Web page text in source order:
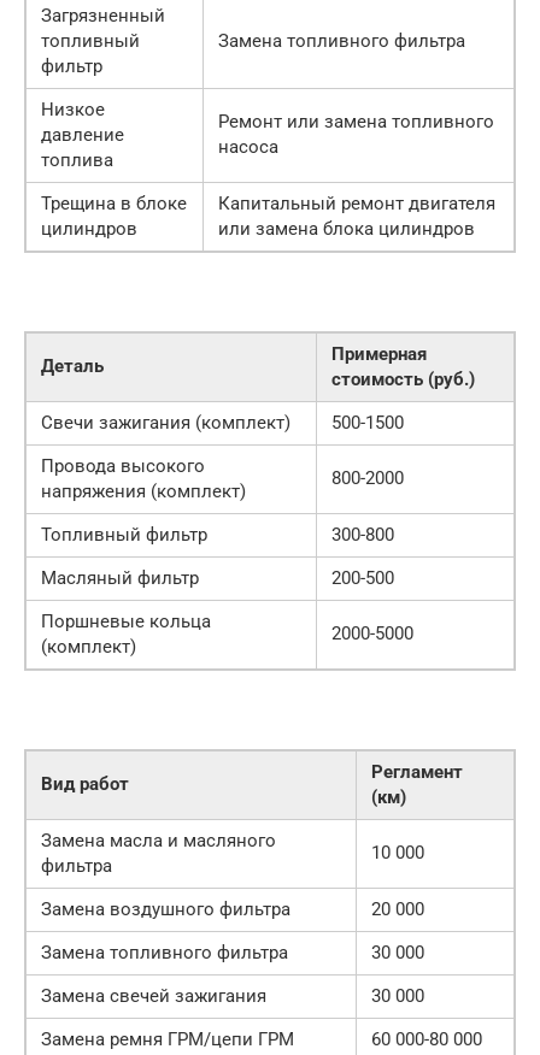
Загрязненный
топливный
фильтр
Замена топливного фильтра
Низкое
давление
топлива
Ремонт или замена топливного
насоса
Трещина в блоке
цилиндров
Капитальный ремонт двигателя
или замена блока цилиндров
Деталь
Примерная
стоимость (руб.)
Свечи зажигания (комплект)
500-1500
Провода высокого
напряжения (комплект)
800-2000
Топливный фильтр
300-800
Масляный фильтр
200-500
Поршневые кольца
(комплект)
2000-5000
Вид работ
Регламент
(км)
Замена масла и масляного
фильтра
10 000
Замена воздушного фильтра
20 000
Замена топливного фильтра
30 000
Замена свечей зажигания
30 000
Замена ремня ГРМ/цепи ГРМ
60 000-80 000